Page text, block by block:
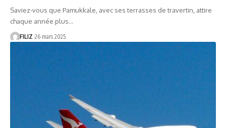
Saviez-vous que Pamukkale, avec ses terrasses de travertin, attire
chaque année plus…
FILIZ 26 mars 2025